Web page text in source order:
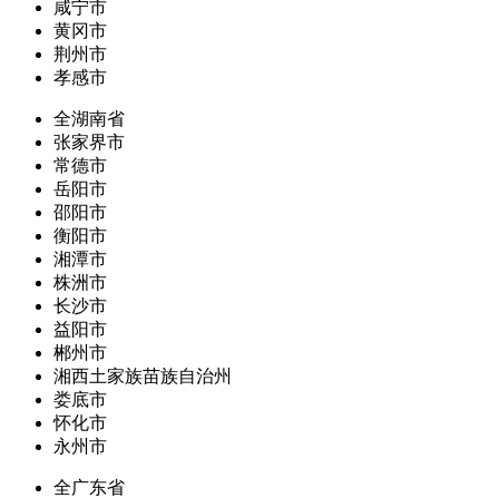
咸宁市
黄冈市
荆州市
孝感市
全湖南省
张家界市
常德市
岳阳市
邵阳市
衡阳市
湘潭市
株洲市
长沙市
益阳市
郴州市
湘西土家族苗族自治州
娄底市
怀化市
永州市
全广东省